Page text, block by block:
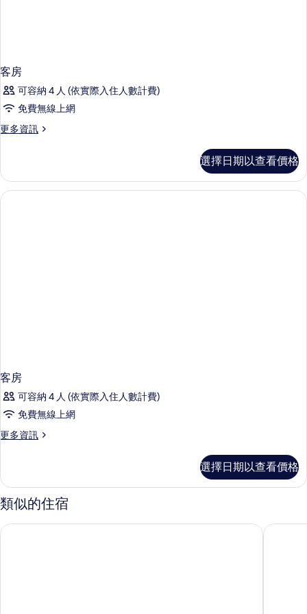
客房
可容納 4 人 (依實際入住人數計費)
免費無線上網
更多資訊
更
的
詳
情
選擇日期以查看價格
客房
可容納 4 人 (依實際入住人數計費)
免費無線上網
更多資訊
更
的
詳
情
選擇日期以查看價格
類似的住宿
ACT 飯店 水晶飯店